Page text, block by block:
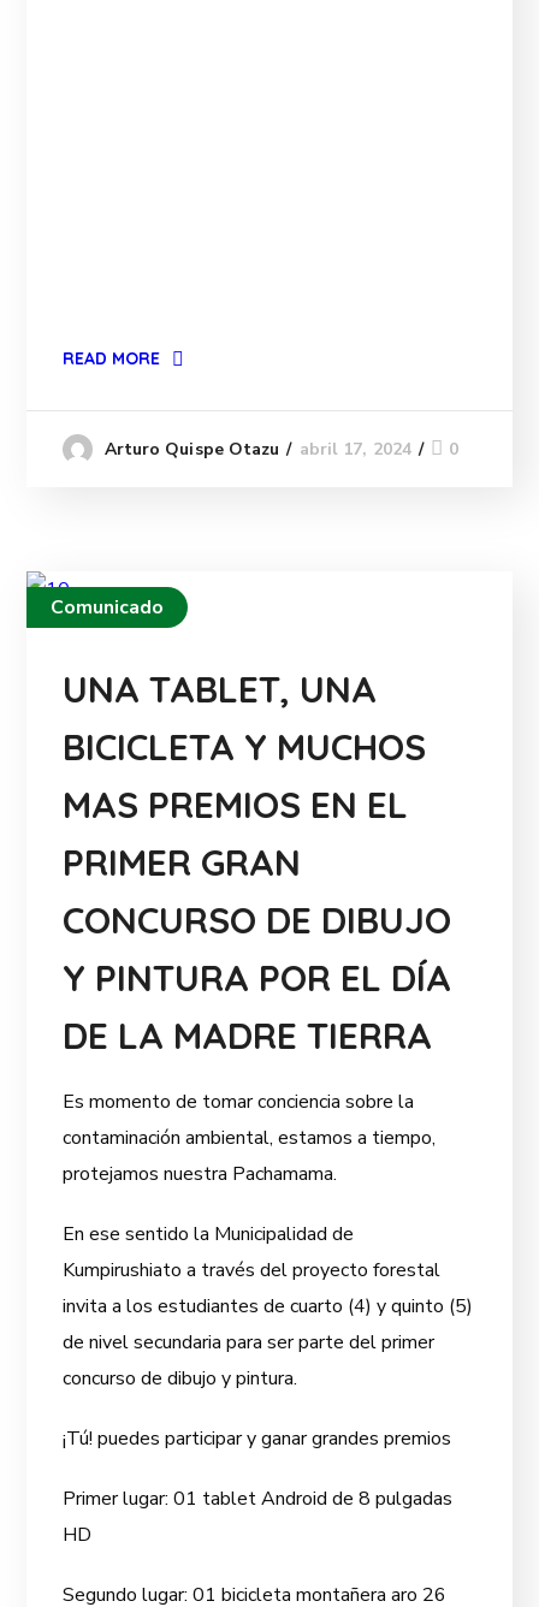
READ MORE
Arturo Quispe Otazu abril 17, 2024 0
Comunicado
UNA TABLET, UNA
BICICLETA Y MUCHOS
MAS PREMIOS EN EL
PRIMER GRAN
CONCURSO DE DIBUJO
Y PINTURA POR EL DÍA
DE LA MADRE TIERRA
Es momento de tomar conciencia sobre la
contaminación ambiental, estamos a tiempo,
protejamos nuestra Pachamama.
En ese sentido la Municipalidad de
Kumpirushiato a través del proyecto forestal
invita a los estudiantes de cuarto (4) y quinto (5)
de nivel secundaria para ser parte del primer
concurso de dibujo y pintura.
¡Tú! puedes participar y ganar grandes premios
Primer lugar: 01 tablet Android de 8 pulgadas
HD
Segundo lugar: 01 bicicleta montañera aro 26